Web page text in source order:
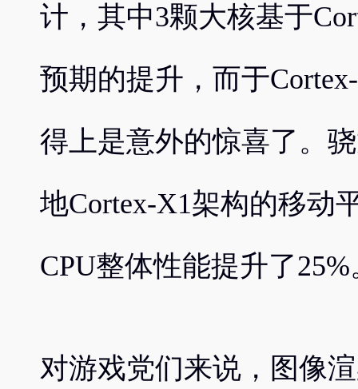
计，其中3颗大核基于
预期的提升，而于
得上是意外的惊喜了。
地Cortex-X1架构的移动
CPU整体性能提升了25%
对游戏党们来说，图像